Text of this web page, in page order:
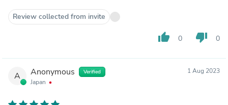
Review collected from invite
thumb_up 0 thumb_down 0
A Anonymous Verified
Japan
1 Aug 2023